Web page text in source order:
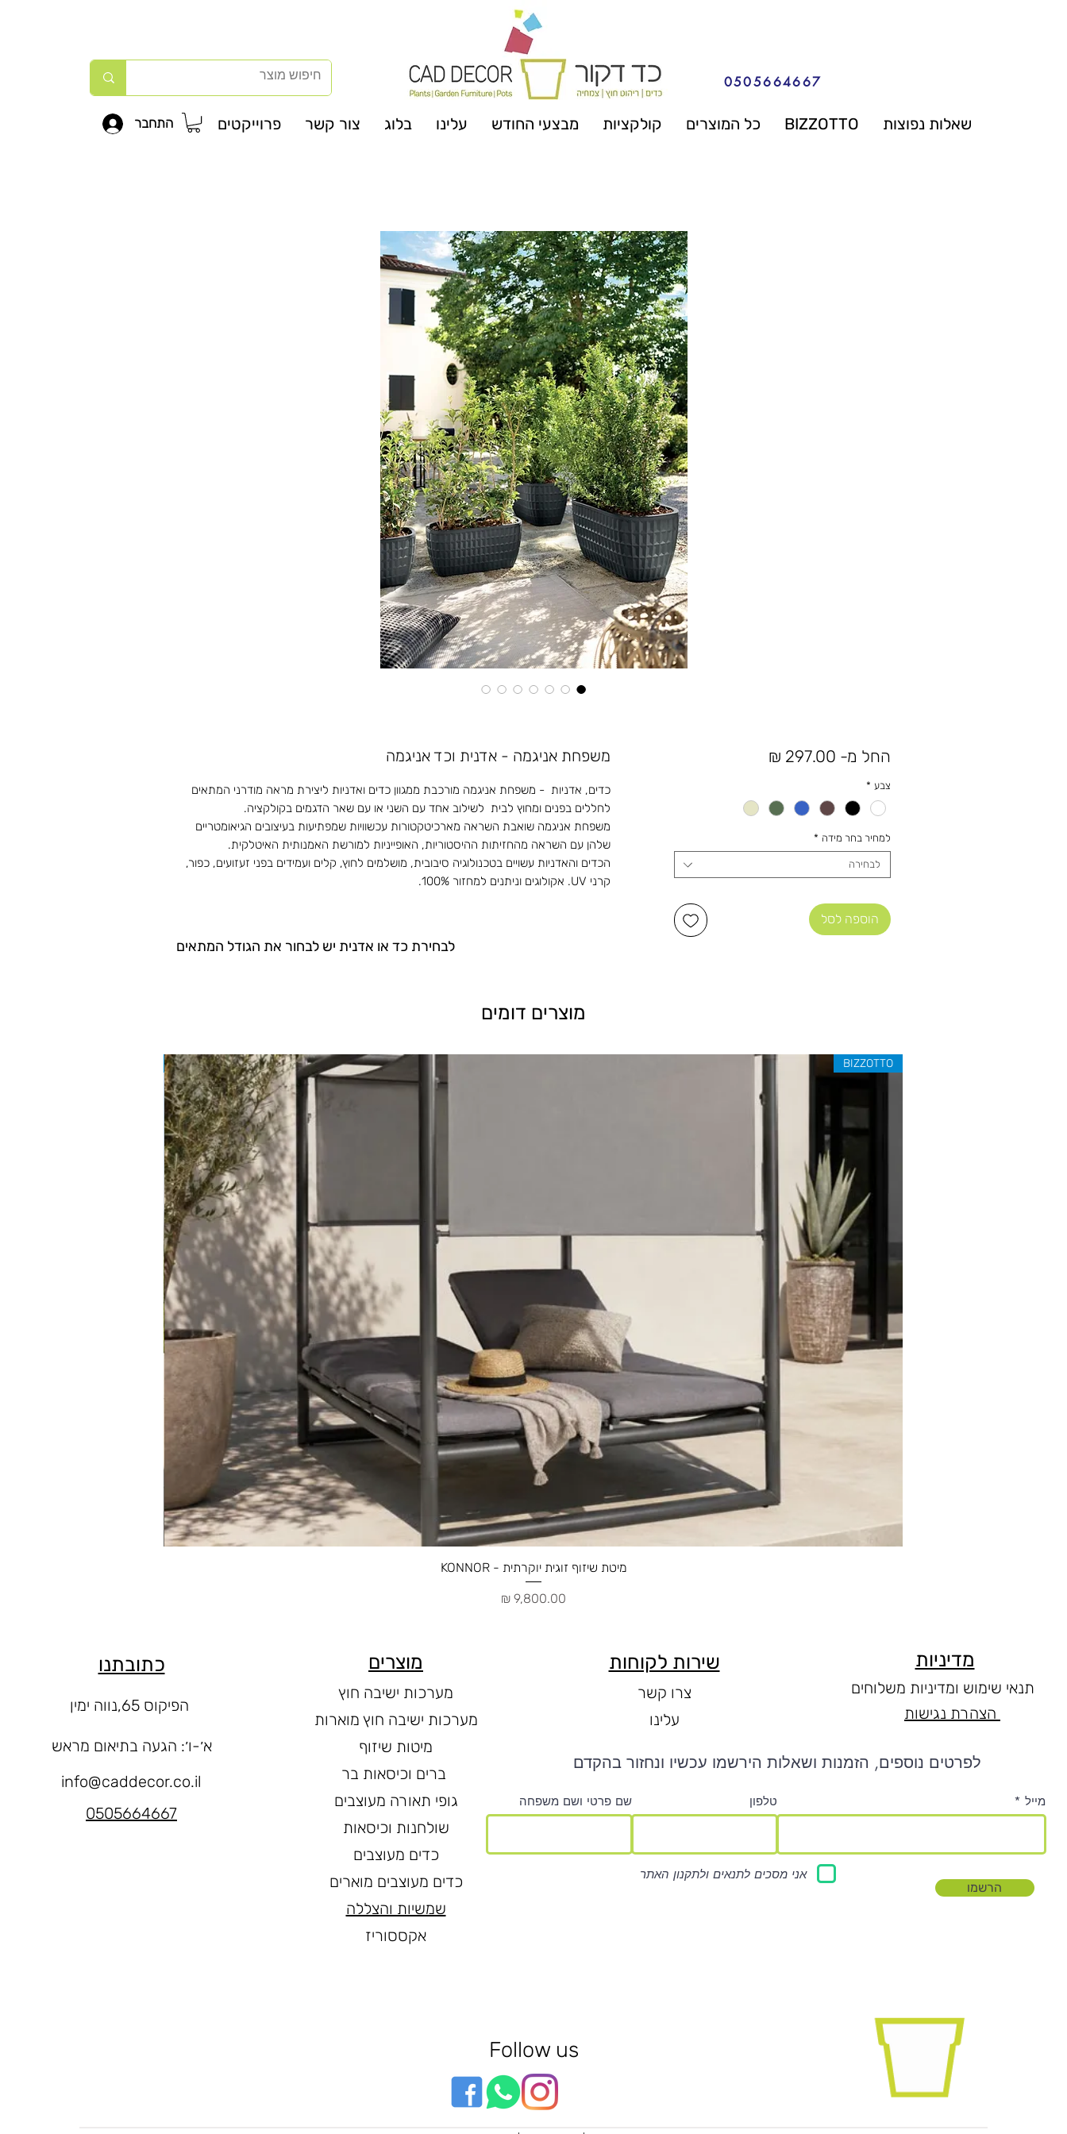
0505664667
התחבר שאלות נפוצות BIZZOTTO כל המוצרים קולקציות מבצעי החודש עלינו בלוג צור קשר פרוייקטים
משפחת אניגמה - אדנית וכד אניגמה
כדים, אדניות - משפחת אניגמה מורכבת ממגוון כדים ואדניות ליצירת מראה מודרני המתאים
לחללים בפנים ומחוץ לבית לשילוב אחד עם השני או עם שאר הדגמים בקולקציה.
משפחת אניגמה שואבת השראה מארכיטקטורות עכשוויות שמפתיעות בעיצובים הגיאומטריים
שלהן עם השראה מהחזיתות ההיסטוריות, האופייניות למורשת האמנותית האיטלקית.
הכדים והאדניות עשויים בטכנולוגיה סיבובית, מושלמים לחוץ, קלים ועמידים בפני זעזועים, כפור,
קרני UV. אקולוגים וניתנים למחזור 100%.
לבחירת כד או אדנית יש לבחור את הגודל המתאים
החל מ- 297.00 ₪
צבע *
למחיר בחר מידה *
לבחירה
הוספה לסל
מוצרים דומים
תצוגה מהירה
BIZZOTTO
מיטת שיזוף זוגית יוקרתית - KONNOR
מחיר
כתובתנו
א׳-ו׳: הגעה בתיאום מראש
info@caddecor.co.il
0505664667
מוצרים
מערכות ישיבה חוץ
מערכות ישיבה חוץ מוארות
מיטות שיזוף
ברים וכיסאות בר
גופי תאורה מעוצבים
שולחנות וכיסאות
כדים מעוצבים
כדים מעוצבים מוארים
שמשיות והצללה
אקססוריז
שירות לקוחות
צרו קשר
עלינו
לפרטים נוספים, הזמנות ושאלות הירשמו עכשיו ונחזור בהקדם
שם פרטי ושם משפחה טלפון מייל
אני מסכים לתנאים ולתקנון האתר
הרשמו
מדיניות
תנאי שימוש ומדיניות משלוחים
Follow us